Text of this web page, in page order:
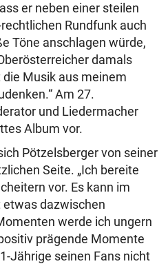
er neben einer steilen
Rundfunk auch
Töne anschlagen würde,
damals
Musik aus meinem
Am 27.
und Liedermacher
Album vor.
Pötzelsberger von seiner
Seite. „Ich bereite
vor. Es kann im
dazwischen
werde ich ungern
prägende Momente
Jährige seinen Fans nicht